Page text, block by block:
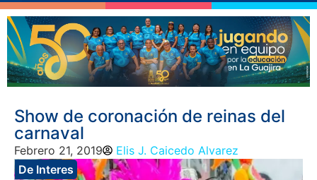
Show de coronación de reinas del
carnaval
Febrero 21, 2019
Elis J. Caicedo Alvarez
De Interes